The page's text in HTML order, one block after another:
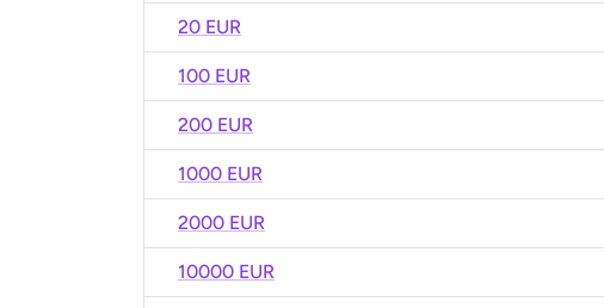
20 EUR
100 EUR
200 EUR
1000 EUR
2000 EUR
10000 EUR